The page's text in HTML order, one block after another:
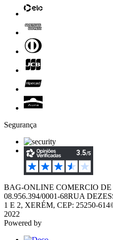
Segurança
BAG-ONLINE COMERCIO
08.956.394/0001-68RUA
1 E 2, XERÉM, CEP: 25250-614
2022
Powered by